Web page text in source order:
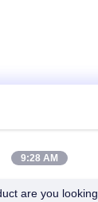
9:28 AM
are you looking